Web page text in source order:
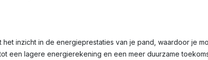
het inzicht in de energieprestaties van je pand, waardoor je
een lagere energierekening en een meer duurzame